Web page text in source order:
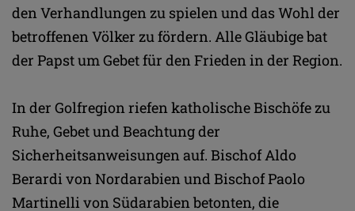
den Verhandlungen zu spielen und das Wohl der
betroffenen Völker zu fördern. Alle Gläubige bat
der Papst um Gebet für den Frieden in der Region.
In der Golfregion riefen katholische Bischöfe zu
Ruhe, Gebet und Beachtung der
Sicherheitsanweisungen auf. Bischof Aldo
Berardi von Nordarabien und Bischof Paolo
Martinelli von Südarabien betonten, die